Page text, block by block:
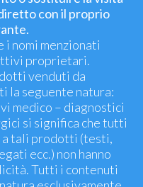
con il proprio
nomi menzionati
proprietari.
venduti da
la seguente natura:
medico – diagnostici
si significa che tutti
tali prodotti (testi,
ecc.) non hanno
Tutti i contenuti